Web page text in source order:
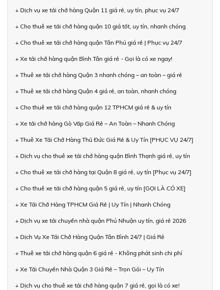
+ Dịch vụ xe tải chở hàng Quận 11 giá rẻ, uy tín, phục vụ 24/7
+ Cho thuê xe tải chở hàng quận 10 giá tốt, uy tín, nhanh chóng
+ Cho thuê xe tải chở hàng quận Tân Phú giá rẻ | Phục vụ 24/7
+ Xe tải chở hàng quận Bình Tân giá rẻ - Gọi là có xe ngay!
+ Thuê xe tải chở hàng Quận 3 nhanh chóng – an toàn – giá rẻ
+ Thuê xe tải chở hàng Quận 4 giá rẻ, an toàn, nhanh chóng
+ Cho thuê xe tải chở hàng quận 12 TPHCM giá rẻ & uy tín
+ Xe tải chở hàng Gò Vấp Giá Rẻ – An Toàn – Nhanh Chóng
+ Thuê Xe Tải Chở Hàng Thủ Đức Giá Rẻ & Uy Tín [PHỤC VỤ 24/7]
+ Dịch vụ cho thuê xe tải chở hàng quận Bình Thạnh giá rẻ, uy tín
+ Cho thuê xe tải chở hàng tại Quận 8 giá rẻ, uy tín [Phục vụ 24/7]
+ Cho thuê xe tải chở hàng quận 5 giá rẻ, uy tín [GỌI LÀ CÓ XE]
+ Xe Tải Chở Hàng TPHCM Giá Rẻ | Uy Tín | Nhanh Chóng
+ Dịch vụ xe tải chuyển nhà quận Phú Nhuận uy tín, giá rẻ 2026
+ Dịch Vụ Xe Tải Chở Hàng Quận Tân Bình 24/7 | Giá Rẻ
+ Thuê xe tải chở hàng quận 6 giá rẻ - Không phát sinh chi phí
+ Xe Tải Chuyển Nhà Quận 3 Giá Rẻ – Trọn Gói – Uy Tín
+ Dịch vụ cho thuê xe tải chở hàng quận 7 giá rẻ, gọi là có xe!